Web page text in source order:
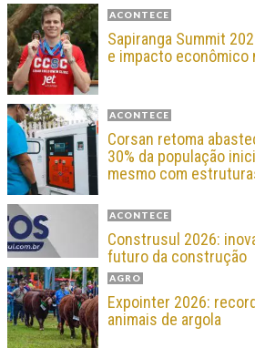
ACONTECE
Sapiranga Summit
e impacto econômico
ACONTECE
Corsan retoma
30% da população
mesmo com
ACONTECE
Construsul 2026:
futuro da construção
AGRO
Expointer 2026:
animais de argola